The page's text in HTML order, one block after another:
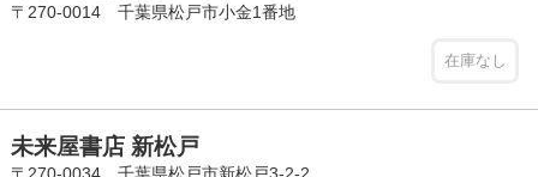
〒270-0014 千葉県松戸市小金1番地
在庫なし
未来屋書店 新松戸
〒270-0034 千葉県松戸市新松戸3-2-2